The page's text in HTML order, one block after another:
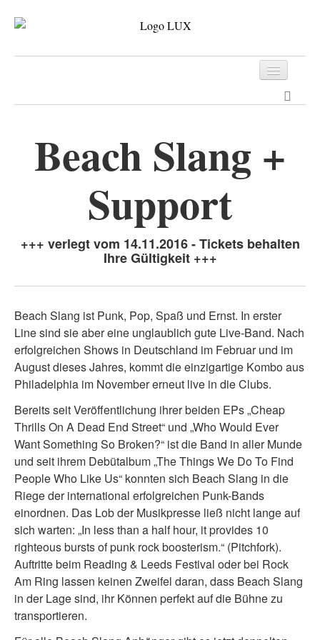
Archiv
Beach Slang +
Support
+++ verlegt vom 14.11.2016 - Tickets behalten
Ihre Gültigkeit +++
Beach Slang ist Punk, Pop, Spaß und Ernst. In erster
Line sind sie aber eine unglaublich gute Live-Band. Nach
erfolgreichen Shows in Deutschland im Februar und im
August dieses Jahres, kommt die einzigartige Kombo aus
Philadelphia im November erneut live in die Clubs.
Bereits seit Veröffentlichung ihrer beiden EPs „Cheap
Thrills On A Dead End Street“ und „Who Would Ever
Want Something So Broken?“ ist die Band in aller Munde
und seit ihrem Debütalbum „The Things We Do To Find
People Who Like Us“ konnten sich Beach Slang in die
Riege der international erfolgreichen Punk-Bands
einordnen. Das Lob der Musikpresse ließ nicht lange auf
sich warten: „In less than a half hour, it provides 10
righteous bursts of punk rock boosterism.“ (Pitchfork).
Auftritte beim Reading & Leeds Festival oder bei Rock
Am Ring lassen keinen Zweifel daran, dass Beach Slang
in der Lage sind, ihr Können perfekt auf die Bühne zu
transportieren.